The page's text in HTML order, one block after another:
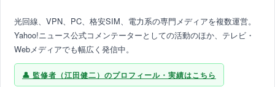
光回線、VPN、PC、格安SIM、電力系の専門メディアを複数運営。
Yahoo!ニュース公式コメンテーターとしての活動のほか、テレビ・
Webメディアでも幅広く発信中。
監修者（江田健二）のプロフィール・実績はこちら